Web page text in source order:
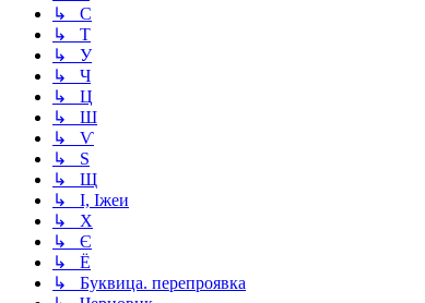
↳ С
↳ Т
↳ У
↳ Ч
↳ Ц
↳ Ш
↳ Ѵ
↳ Ѕ
↳ Щ
↳ І, Іжеи
↳ Х
↳ Є
↳ Ё
↳ Буквица. перепроявка